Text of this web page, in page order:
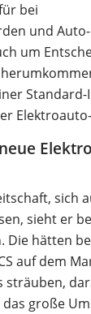
bei
und
um
sich
sieht er
Die hätten
auf dem
sträuben,
große